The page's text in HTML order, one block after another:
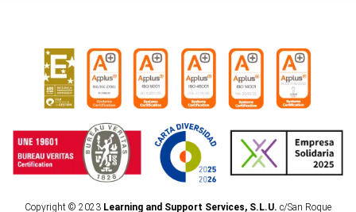
Copyright © 2023 Learning and Support Services, S.L.U. c/San Roque